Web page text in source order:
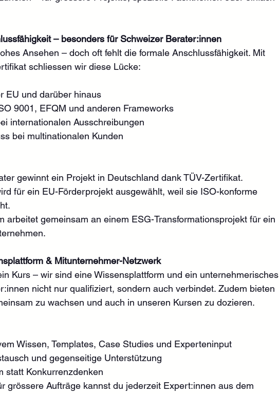
– besonders für Schweizer Berater:innen
Ansehen – doch oft fehlt die formale Anschlussfähigkeit. Mit
schliessen wir diese Lücke:
EU und darüber hinaus
9001, EFQM und anderen Frameworks
internationalen Ausschreibungen
bei multinationalen Kunden
gewinnt ein Projekt in Deutschland dank TÜV-Zertifikat.
für ein EU-Förderprojekt ausgewählt, weil sie ISO-konforme
arbeitet gemeinsam an einem ESG-Transformationsprojekt für ein
& Mitunternehmer-Netzwerk
Kurs – wir sind eine Wissensplattform und ein unternehmerisches
nicht nur qualifiziert, sondern auch verbindet. Zudem bieten
zu wachsen und auch in unseren Kursen zu dozieren.
Wissen, Templates, Case Studies und Experteninput
und gegenseitige Unterstützung
statt Konkurrenzdenken
grössere Aufträge kannst du jederzeit Expert:innen aus dem